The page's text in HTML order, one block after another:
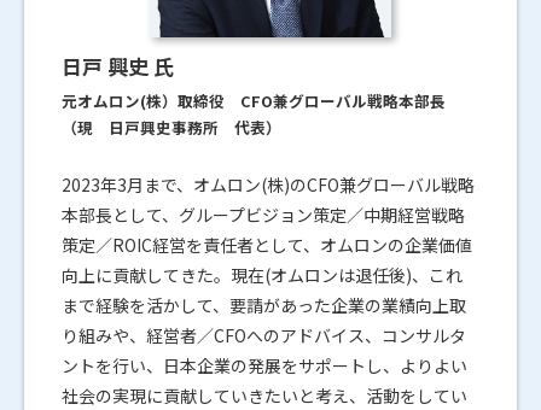
日戸 興史 氏
元オムロン(株）取締役 CFO兼グローバル戦略本部長
（現 日戸興史事務所 代表）
2023年3月まで、オムロン(株)のCFO兼グローバル戦略
本部長として、グループビジョン策定／中期経営戦略
策定／ROIC経営を責任者として、オムロンの企業価値
向上に貢献してきた。現在(オムロンは退任後)、これ
まで経験を活かして、要請があった企業の業績向上取
り組みや、経営者／CFOへのアドバイス、コンサルタ
ントを行い、日本企業の発展をサポートし、よりよい
社会の実現に貢献していきたいと考え、活動をしてい